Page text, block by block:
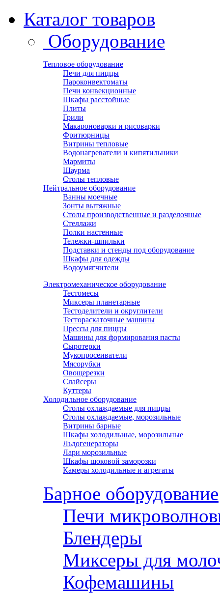
Каталог товаров
Оборудование
Тепловое оборудование
Печи для пиццы
Пароконвектоматы
Печи конвекционные
Шкафы расстойные
Плиты
Грили
Макароноварки и рисоварки
Фритюрницы
Витрины тепловые
Водонагреватели и кипятильники
Мармиты
Шаурма
Столы тепловые
Нейтральное оборудование
Ванны моечные
Зонты вытяжные
Столы производственные и разделочные
Стеллажи
Полки настенные
Тележки-шпильки
Подставки и стенды под оборудование
Шкафы для одежды
Водоумягчители
Электромеханическое оборудование
Тестомесы
Миксеры планетарные
Тестоделители и округлители
Тестораскаточные машины
Прессы для пиццы
Машины для формирования пасты
Сыротерки
Мукопросеиватели
Мясорубки
Овощерезки
Слайсеры
Куттеры
Холодильное оборудование
Столы охлаждаемые для пиццы
Столы охлаждаемые, морозильные
Витрины барные
Шкафы холодильные, морозильные
Льдогенераторы
Лари морозильные
Шкафы шоковой заморозки
Камеры холодильные и агрегаты
Барное оборудование
Печи
Блендеры
Миксеры для
Кофемашины